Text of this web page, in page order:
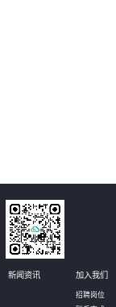
新闻资讯 加入我们
招聘岗位